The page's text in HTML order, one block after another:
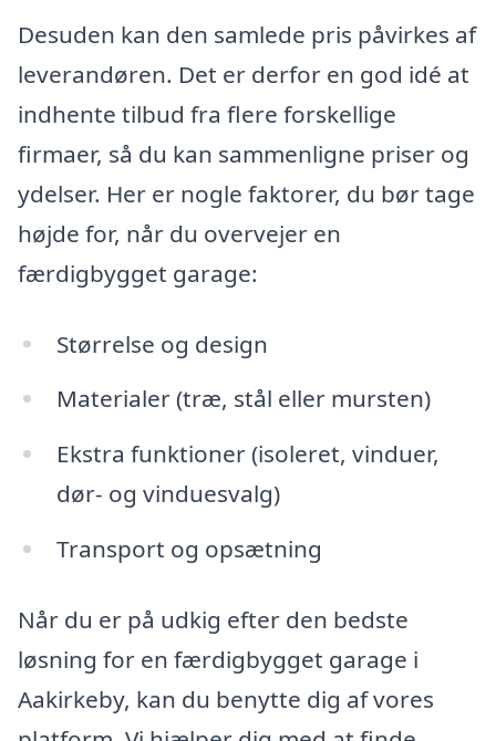
Desuden kan den samlede pris påvirkes af
leverandøren. Det er derfor en god idé at
indhente tilbud fra flere forskellige
firmaer, så du kan sammenligne priser og
ydelser. Her er nogle faktorer, du bør tage
højde for, når du overvejer en
færdigbygget garage:
Størrelse og design
Materialer (træ, stål eller mursten)
Ekstra funktioner (isoleret, vinduer,
dør- og vinduesvalg)
Transport og opsætning
Når du er på udkig efter den bedste
løsning for en færdigbygget garage i
Aakirkeby, kan du benytte dig af vores